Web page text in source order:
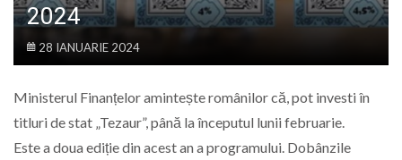
2024
28 IANUARIE 2024
Ministerul Finanțelor amintește românilor că, pot investi în
titluri de stat „Tezaur”, până la începutul lunii februarie.
Este a doua ediție din acest an a programului. Dobânzile